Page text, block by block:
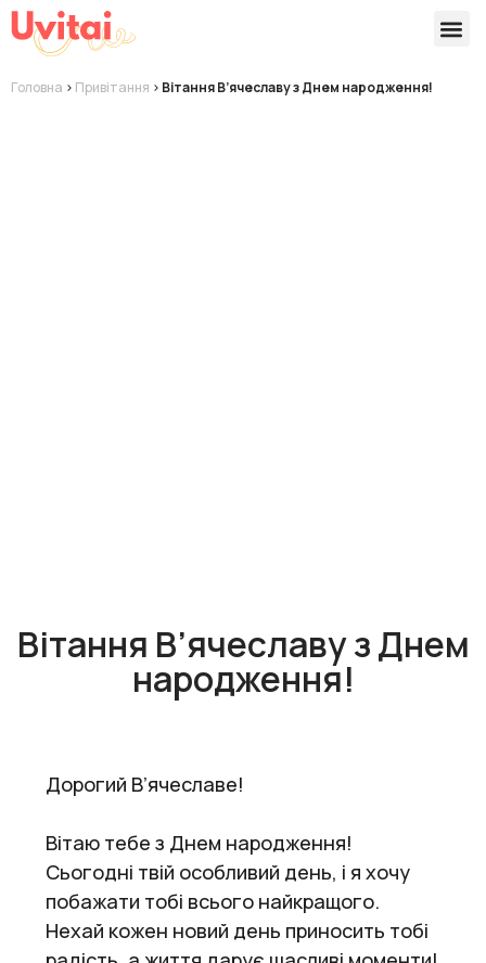
Головна > Привітання > Вітання В’ячеславу з Днем народження!
Вітання В’ячеславу з Днем
народження!
Дорогий В’ячеславе!
Вітаю тебе з Днем народження!
Сьогодні твій особливий день, і я хочу
побажати тобі всього найкращого.
Нехай кожен новий день приносить тобі